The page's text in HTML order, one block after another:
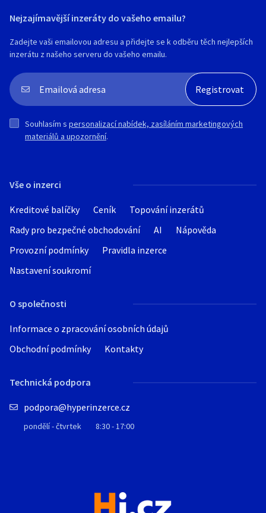
Vše o inzerci
Kreditové balíčky Ceník
Topování inzerátů
Rady pro bezpečné obchodování
AI
Nápověda
Provozní podmínky
Pravidla inzerce
Nastavení soukromí
O společnosti
Informace o zpracování osobních údajů
Obchodní podmínky
Kontakty
Technická podpora
podpora@hyperinzerce.cz
pondělí - čtvrtek 8:30 - 17:00
Nejzajímavější inzeráty do vašeho emailu?
Zadejte vaši emailovou adresu a přidejte se k odběru těch nejlepších
inzerátu z našeho serveru do vašeho emailu.
Souhlasím s personalizací nabídek, zasíláním marketingových
materiálů a upozornění.